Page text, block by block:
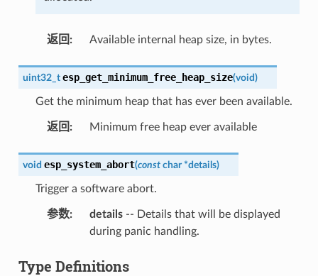
返回 : Available internal heap size, in bytes.
uint32_t esp_get_minimum_free_heap_size(void)
Get the minimum heap that has ever been available.
返回 : Minimum free heap ever available
void esp_system_abort(const char *details)
Trigger a software abort.
参数: details-- Details that will be displayed
during panic handling.
Type Definitions